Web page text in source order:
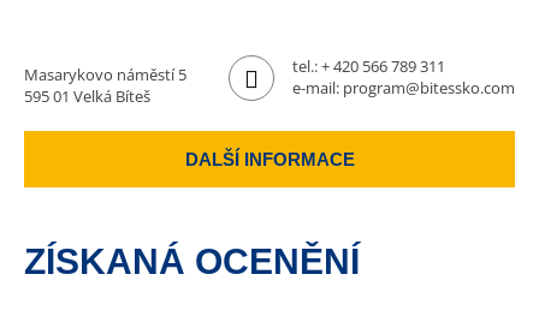
Masarykovo náměstí 5
595 01 Velká Bíteš
tel.:+ 420 566 789 311
e-mail: program@bitessko.com
DALŠÍ INFORMACE
ZÍSKANÁ OCENĚNÍ